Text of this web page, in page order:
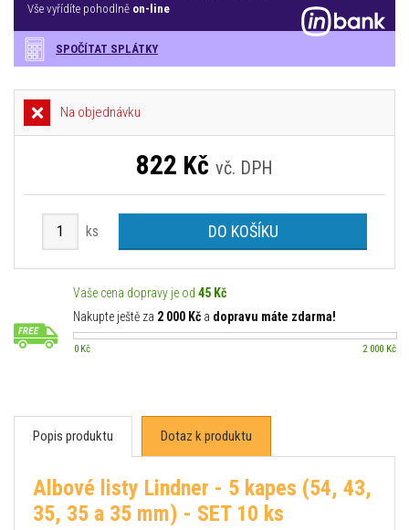
Vše vyřídíte pohodlně on-line
SPOČÍTAT SPLÁTKY
Na objednávku
822 Kč vč. DPH
ks DO KOŠÍKU
Vaše cena dopravy je od 45 Kč
Nakupte ještě za 2 000 Kč a dopravu máte zdarma!
0 Kč 2 000 Kč
Popis produktu Dotaz k produktu
Albové listy Lindner - 5 kapes (54, 43,
35, 35 a 35 mm) - SET 10 ks